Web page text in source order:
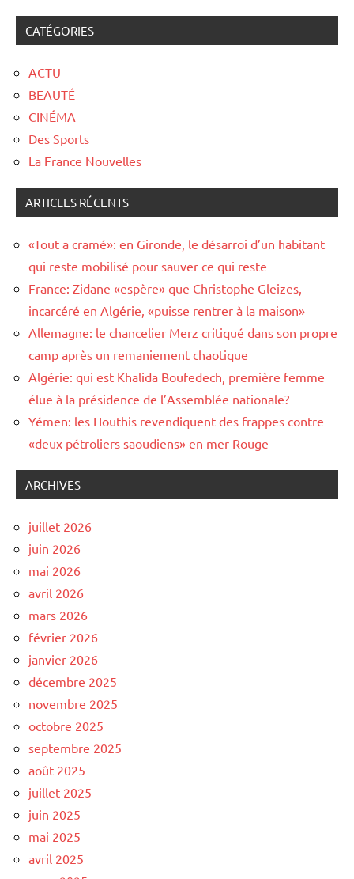
CATÉGORIES
ACTU
BEAUTÉ
CINÉMA
Des Sports
La France Nouvelles
ARTICLES RÉCENTS
«Tout a cramé»: en Gironde, le désarroi d’un habitant
qui reste mobilisé pour sauver ce qui reste
France: Zidane «espère» que Christophe Gleizes,
incarcéré en Algérie, «puisse rentrer à la maison»
Allemagne: le chancelier Merz critiqué dans son propre
camp après un remaniement chaotique
Algérie: qui est Khalida Boufedech, première femme
élue à la présidence de l’Assemblée nationale?
Yémen: les Houthis revendiquent des frappes contre
«deux pétroliers saoudiens» en mer Rouge
ARCHIVES
juillet 2026
juin 2026
mai 2026
avril 2026
mars 2026
février 2026
janvier 2026
décembre 2025
novembre 2025
octobre 2025
septembre 2025
août 2025
juillet 2025
juin 2025
mai 2025
avril 2025